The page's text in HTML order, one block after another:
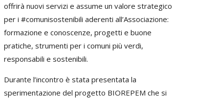
offrirà nuovi servizi e assume un valore strategico
per i #comunisostenibili aderenti all’Associazione:
formazione e conoscenze, progetti e buone
pratiche, strumenti per i comuni più verdi,
responsabili e sostenibili.
Durante l’incontro è stata presentata la
sperimentazione del progetto BIOREPEM che si